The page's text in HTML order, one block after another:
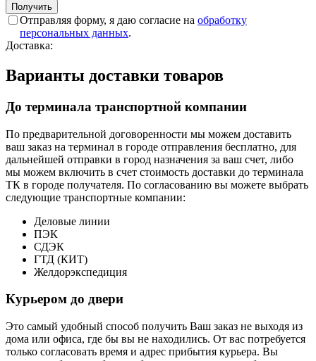
Отправляя форму, я даю согласие на обработку
персональных данных.
Доставка:
Варианты доставки товаров
До терминала транспортной компании
По предварительной договоренности мы можем доставить
ваш заказ на терминал в городе отправления бесплатно, для
дальнейшей отправки в город назначения за ваш счет, либо
мы можем включить в счет стоимость доставки до терминала
ТК в городе получателя. По согласованию вы можете выбрать
следующие транспортные компании:
Деловые линии
ПЭК
СДЭК
ГТД (КИТ)
Желдорэкспедиция
Курьером до двери
Это самый удобный способ получить Ваш заказ не выходя из
дома или офиса, где бы вы не находились. От вас потребуется
только согласовать время и адрес прибытия курьера. Вы